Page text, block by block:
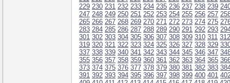
229 230 231 232 233 234 235 236 237 238 239
247 248 249 250 251 252 253 254 255 256 257
265 266 267 268 269 270 271 272 273 274 275
283 284 285 286 287 288 289 290 291 292 293
301 302 303 304 305 306 307 308 309 310 311 312
319 320 321 322 323 324 325 326 327 328 329
337 338 339 340 341 342 343 344 345 346 347
355 356 357 358 359 360 361 362 363 364 365
373 374 375 376 377 378 379 380 381 382 383
391 392 393 394 395 396 397 398 399 400 401